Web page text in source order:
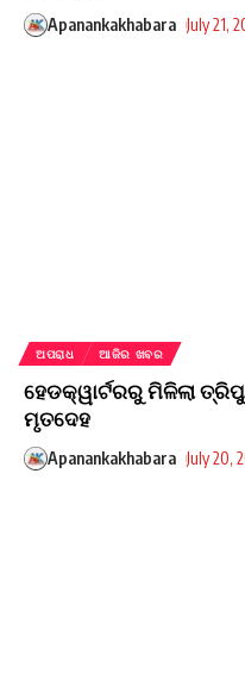
Apanankakhabara July 21,
ଅପରାଧ ଆଜିର ଖବର
ହେଡକ୍ୱାର୍ଟରରୁ ମିଳିଲା
ମୃତଦେହ
Apanankakhabara July 20,